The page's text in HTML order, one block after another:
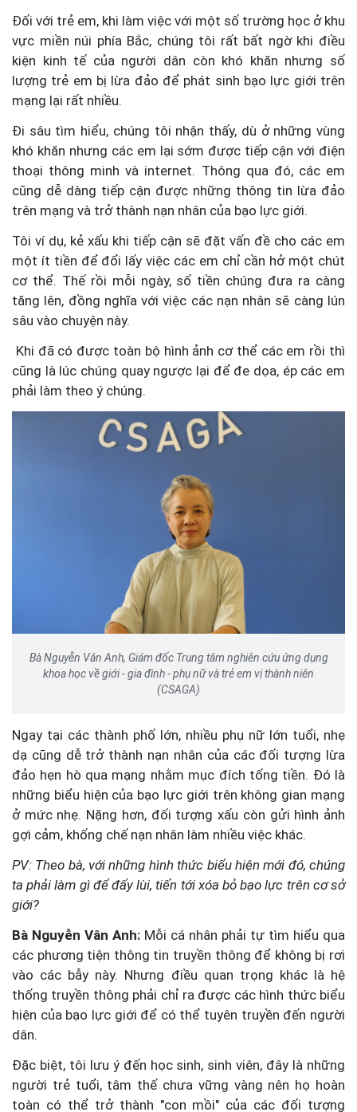
Đối với trẻ em, khi làm việc với một số trường học ở khu
vực miền núi phía Bắc, chúng tôi rất bất ngờ khi điều
kiện kinh tế của người dân còn khó khăn nhưng số
lượng trẻ em bị lừa đảo để phát sinh bạo lực giới trên
mạng lại rất nhiều.
Đi sâu tìm hiểu, chúng tôi nhận thấy, dù ở những vùng
khó khăn nhưng các em lại sớm được tiếp cận với điện
thoại thông minh và internet. Thông qua đó, các em
cũng dễ dàng tiếp cận được những thông tin lừa đảo
trên mạng và trở thành nạn nhân của bạo lực giới.
Tôi ví dụ, kẻ xấu khi tiếp cận sẽ đặt vấn đề cho các em
một ít tiền để đổi lấy việc các em chỉ cần hở một chút
cơ thể. Thế rồi mỗi ngày, số tiền chúng đưa ra càng
tăng lên, đồng nghĩa với việc các nạn nhân sẽ càng lún
sâu vào chuyện này.
Khi đã có được toàn bộ hình ảnh cơ thể các em rồi thì
cũng là lúc chúng quay ngược lại để đe dọa, ép các em
phải làm theo ý chúng.
Bà Nguyễn Vân Anh, Giám đốc Trung tâm nghiên cứu ứng dụng
khoa học về giới - gia đình - phụ nữ và trẻ em vị thành niên
(CSAGA)
Ngay tại các thành phố lớn, nhiều phụ nữ lớn tuổi, nhẹ
dạ cũng dễ trở thành nạn nhân của các đối tượng lừa
đảo hẹn hò qua mạng nhằm mục đích tống tiền. Đó là
những biểu hiện của bạo lực giới trên không gian mạng
ở mức nhẹ. Nặng hơn, đối tượng xấu còn gửi hình ảnh
gợi cảm, khống chế nạn nhân làm nhiều việc khác.
PV: Theo bà, với những hình thức biểu hiện mới đó, chúng
ta phải làm gì để đẩy lùi, tiến tới xóa bỏ bạo lực trên cơ sở
giới?
Bà Nguyễn Vân Anh: Mỗi cá nhân phải tự tìm hiểu qua
các phương tiện thông tin truyền thông để không bị rơi
vào các bẫy này. Nhưng điều quan trọng khác là hệ
thống truyền thông phải chỉ ra được các hình thức biểu
hiện của bạo lực giới để có thể tuyên truyền đến người
dân.
Đặc biệt, tôi lưu ý đến học sinh, sinh viên, đây là những
người trẻ tuổi, tâm thế chưa vững vàng nên họ hoàn
toàn có thể trở thành "con mồi" của các đối tượng